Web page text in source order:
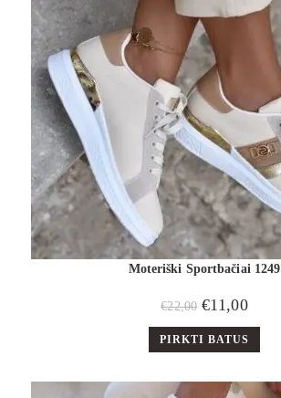
Moteriški Sportbačiai 1249
€22,00 €11,00
PIRKTI BATUS